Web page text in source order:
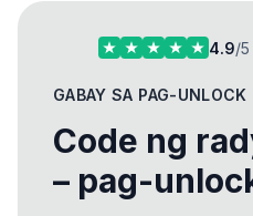
4.9/5
GABAY SA PAG-UNLOCK
Code ng
– pag-